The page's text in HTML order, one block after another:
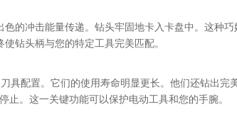
的冲击能量传递。钻头牢固地卡入卡盘中。这种
钻头柄与您的特定工具完美匹配。
配置。它们的使用寿命明显更长。他们还钻出
。这一关键功能可以保护电动工具和您的手腕。